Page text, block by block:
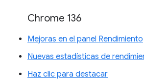
Chrome 136
Mejoras en el panel Rendimiento
Nuevas estadísticas de
Haz clic para destacar